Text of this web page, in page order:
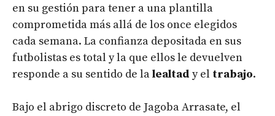
en su gestión para tener a una plantilla
comprometida más allá de los once elegidos
cada semana. La confianza depositada en sus
futbolistas es total y la que ellos le devuelven
responde a su sentido de lalealtad y el trabajo.
Bajo el abrigo discreto de Jagoba Arrasate, el